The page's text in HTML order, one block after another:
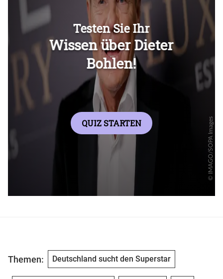
Überspringen
Themen: Deutschland sucht den Superstar